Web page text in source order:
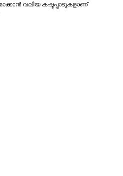
വലിയ കഷ്ടപ്പാടുകളാണ്